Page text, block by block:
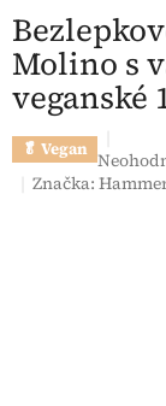
Molino s
veganské
🥬 Vegan
Značka: